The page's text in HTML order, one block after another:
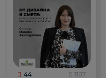
44 1107